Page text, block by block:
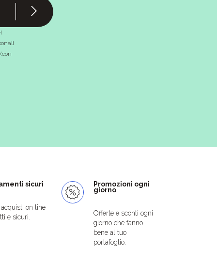
sicuri
on line
e sicuri.
Promozioni ogni
giorno
Offerte e sconti ogni
giorno che fanno
bene al tuo
portafoglio.